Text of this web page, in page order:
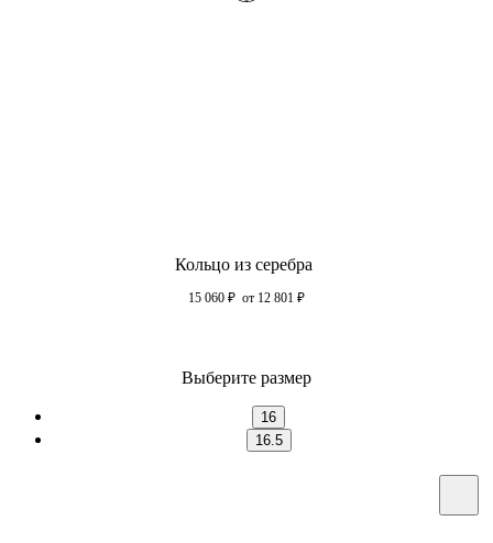
Кольцо из серебра
15 060 ₽ от 12 801 ₽
Выберите размер
16
16.5